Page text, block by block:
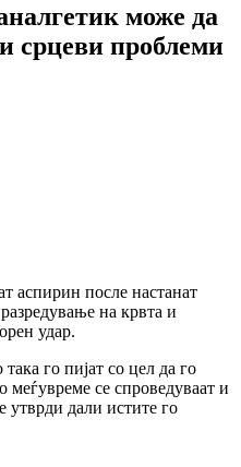
може да
срцеви проблеми
аспирин после настанат
на крвта и
удар.
го пијат со цел да го
меѓувреме се спроведуваат и
утврди дали истите го